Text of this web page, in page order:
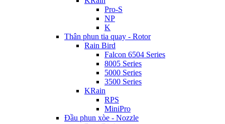
Pro-S
NP
K
Thân phun tia quay - Rotor
Rain Bird
Falcon 6504 Series
8005 Series
5000 Series
3500 Series
KRain
RPS
MiniPro
Đầu phun xòe - Nozzle